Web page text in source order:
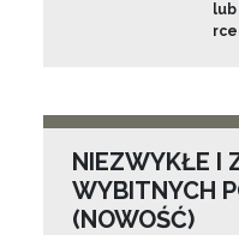
lub
NIEZWYKŁE I
WYBITNYCH
(NOWOŚĆ)